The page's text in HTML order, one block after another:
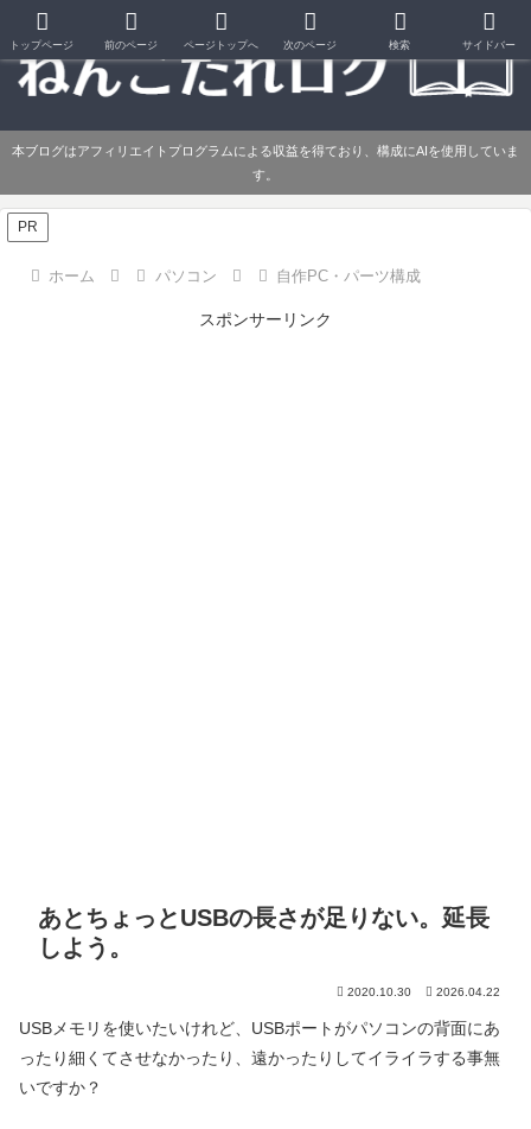
本ブログはアフィリエイトプログラムによる収益を得ており、構成にAIを使用していま
す。
PR
ホーム パソコン 自作PC・パーツ構成
スポンサーリンク
あとちょっとUSBの長さが足りない。延長
しよう。
2020.10.30 2026.04.22
USBメモリを使いたいけれど、USBポートがパソコンの背面にあ
ったり細くてさせなかったり、遠かったりしてイライラする事無
いですか？
トップページ 前のページ ページトップへ 次のページ 検索 サイドバー